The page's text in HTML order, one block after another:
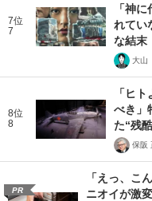
7位
7
「神
れてい
な結末
大山
8位
8
「ヒ
べき」
た“残
保阪
PR
「えっ、こ
ニオイが激